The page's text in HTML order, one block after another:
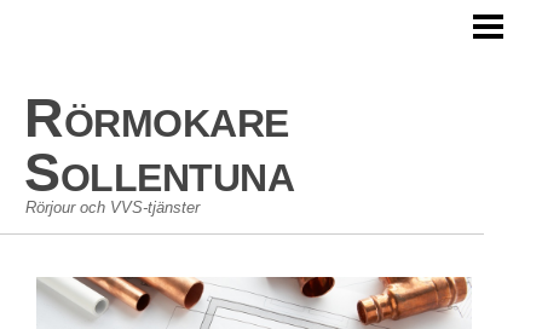
JOUR
Rörmokare
Sollentuna
Rörjour och VVS-tjänster